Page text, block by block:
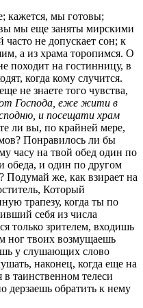
кажется, мы готовы;
мы еще заняты мирскими
не допускает сон; к
а из храма торопимся. О
походит на гостинницу, в
когда кому случится.
не знаете того чувства,
от Господа, еже жити в
и посещати храм
ли вы, по крайней мере,
Понравилось ли бы
часу на твой обед один по
обеда, и один по другом
Подумай же, как взирает на
Который
трапезу, когда ты по
себя из числа
только зрителем, входишь
ног твоих возмущаешь
у слушающих слово
наконец, когда еще на
в таинственном телеси
дерзаешь обратить к нему